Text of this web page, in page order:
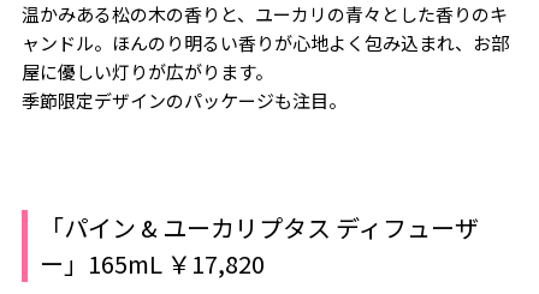
温かみある松の木の香りと、ユーカリの青々とした香りのキ
ャンドル。ほんのり明るい香りが心地よく包み込まれ、お部
屋に優しい灯りが広がります。
季節限定デザインのパッケージも注目。
「パイン & ユーカリプタス ディフューザ
ー」165mL ￥17,820